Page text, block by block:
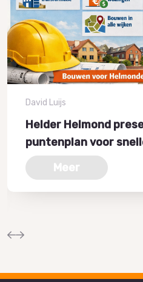
David Luijs
Helder Helmond
puntenplan voor
Meer